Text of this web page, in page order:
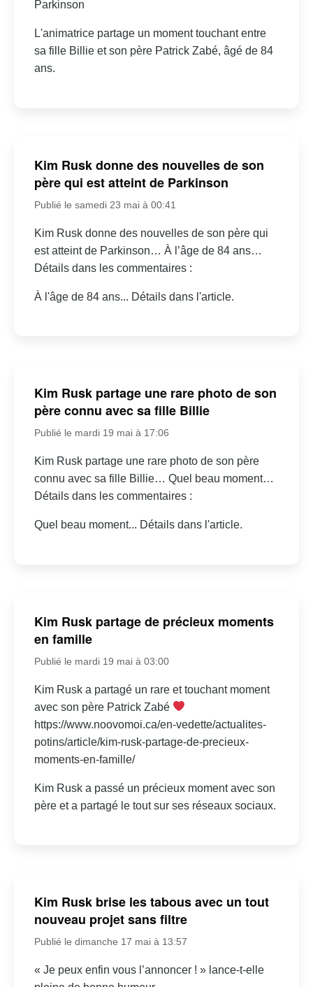
Parkinson
L'animatrice partage un moment touchant entre
sa fille Billie et son père Patrick Zabé, âgé de 84
ans.
Kim Rusk donne des nouvelles de son
père qui est atteint de Parkinson
Publié le samedi 23 mai à 00:41
Kim Rusk donne des nouvelles de son père qui
est atteint de Parkinson… À l’âge de 84 ans…
Détails dans les commentaires :
À l'âge de 84 ans... Détails dans l'article.
Kim Rusk partage une rare photo de son
père connu avec sa fille Billie
Publié le mardi 19 mai à 17:06
Kim Rusk partage une rare photo de son père
connu avec sa fille Billie… Quel beau moment…
Détails dans les commentaires :
Quel beau moment... Détails dans l'article.
Kim Rusk partage de précieux moments
en famille
Publié le mardi 19 mai à 03:00
Kim Rusk a partagé un rare et touchant moment
avec son père Patrick Zabé
https://www.noovomoi.ca/en-vedette/actualites-
potins/article/kim-rusk-partage-de-precieux-
moments-en-famille/
Kim Rusk a passé un précieux moment avec son
père et a partagé le tout sur ses réseaux sociaux.
Kim Rusk brise les tabous avec un tout
nouveau projet sans filtre
Publié le dimanche 17 mai à 13:57
« Je peux enfin vous l’annoncer ! » lance-t-elle